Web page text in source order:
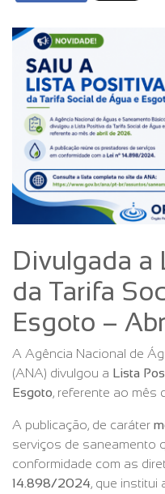
Divulgada a
da Tarifa
Esgoto –
A Agência Nacional de
(ANA) divulgou a Lista
Esgoto, referente ao mês
A publicação, de caráter
serviços de saneamento
conformidade com as
14.898/2024, que institui